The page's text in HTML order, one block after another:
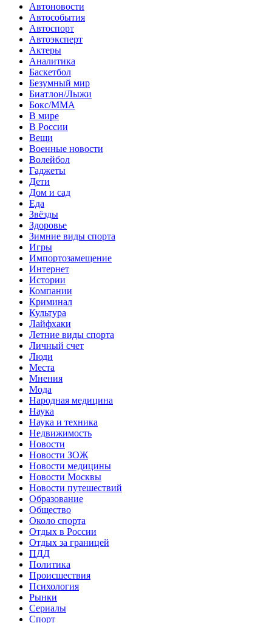
Автоновости
Автособытия
Автоспорт
Автоэксперт
Актеры
Аналитика
Баскетбол
Безумный мир
Биатлон/Лыжи
Бокс/MMA
В мире
В России
Вещи
Военные новости
Волейбол
Гаджеты
Дети
Дом и сад
Еда
Звёзды
Здоровье
Зимние виды спорта
Игры
Импортозамещение
Интернет
Истории
Компании
Криминал
Культура
Лайфхаки
Летние виды спорта
Личный счет
Люди
Места
Мнения
Мода
Народная медицина
Наука
Наука и техника
Недвижимость
Новости
Новости ЗОЖ
Новости медицины
Новости Москвы
Новости путешествий
Образование
Общество
Около спорта
Отдых в России
Отдых за границей
ПДД
Политика
Происшествия
Психология
Рынки
Сериалы
Спорт